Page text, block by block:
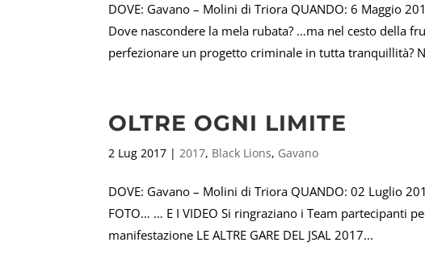
DOVE: Gavano – Molini di Triora QUANDO: 6 Maggio
Dove nascondere la mela rubata? …ma nel cesto della
perfezionare un progetto criminale in tutta tranquillità?
OLTRE OGNI LIMITE
2 Lug 2017 |2017, Black Lions, Gavano
DOVE: Gavano – Molini di Triora QUANDO: 02 Luglio
FOTO… … E I VIDEO Si ringraziano i Team partecipanti
manifestazione LE ALTRE GARE DEL JSAL 2017...